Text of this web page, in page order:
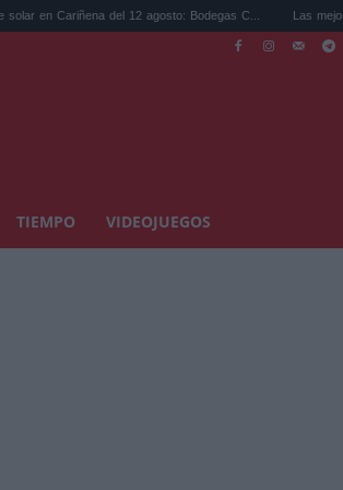
del 12 agosto: Bodegas C... Las mejores hipotecas
TIEMPO VIDEOJUEGOS